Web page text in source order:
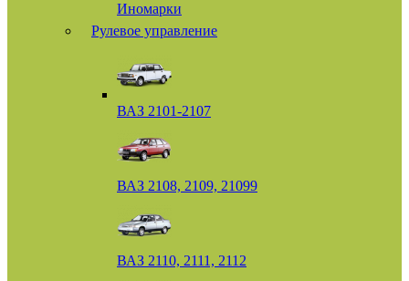
Иномарки
Рулевое управление
ВАЗ 2101-2107
ВАЗ 2108, 2109, 21099
ВАЗ 2110, 2111, 2112